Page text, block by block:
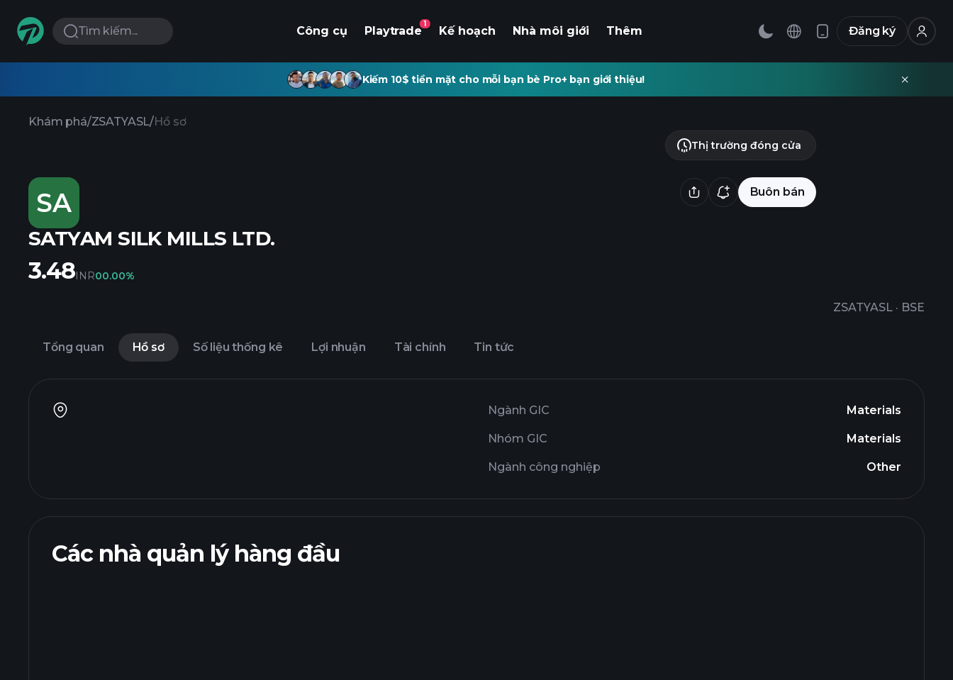
Tìm kiếm... Công cụ Playtrade
1
Kế hoạch Nhà môi giới Thêm Đăng ký
Kiếm 10$ tiền mặt cho mỗi bạn bè Pro+ bạn giới thiệu!
Khám phá/ZSATYASL/Hồ sơ
SA Buôn bán
SATYAM SILK MILLS LTD.
ZSATYASL · BSE
Thị trường đóng cửa
3.48INR00.00%
Tổng quan Hồ sơ Số liệu thống kê Lợi nhuận Tài chính Tin tức
Ngành GIC Materials
Nhóm GIC Materials
Ngành công nghiệp Other
Các nhà quản lý hàng đầu